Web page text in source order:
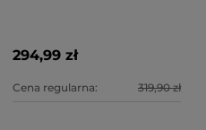
294,99 zł
Cena regularna: 319,90 zł